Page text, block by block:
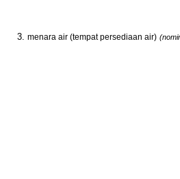
menara air (tempat persediaan air)